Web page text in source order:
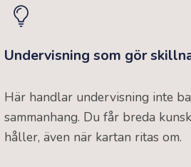
Undervisning som gör
Här handlar undervisning inte
sammanhang. Du får breda
håller, även när kartan ritas om.